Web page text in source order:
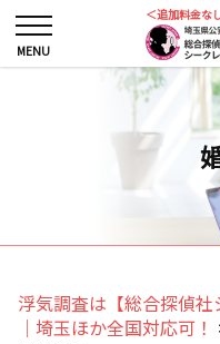
＜追加料金な
浮気調査は【総合探偵
｜埼玉ほか全国対応可！